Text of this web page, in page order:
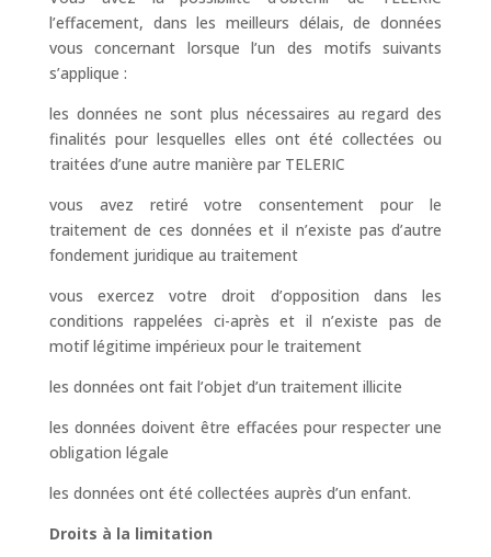
l’effacement, dans les meilleurs délais, de données
vous concernant lorsque l’un des motifs suivants
s’applique :
les données ne sont plus nécessaires au regard des
finalités pour lesquelles elles ont été collectées ou
traitées d’une autre manière par TELERIC
vous avez retiré votre consentement pour le
traitement de ces données et il n’existe pas d’autre
fondement juridique au traitement
vous exercez votre droit d’opposition dans les
conditions rappelées ci-après et il n’existe pas de
motif légitime impérieux pour le traitement
les données ont fait l’objet d’un traitement illicite
les données doivent être effacées pour respecter une
obligation légale
les données ont été collectées auprès d’un enfant.
Droits à la limitation